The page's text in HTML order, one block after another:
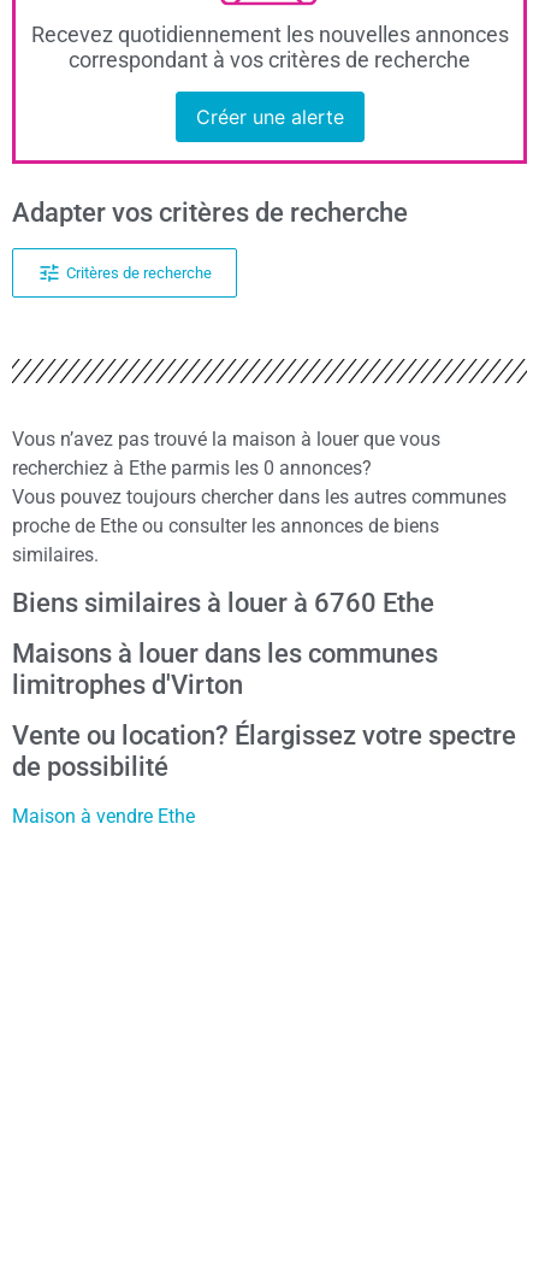
Recevez quotidiennement les nouvelles annonces
correspondant à vos critères de recherche
Créer une alerte
Adapter vos critères de recherche
Critères de recherche
Vous n’avez pas trouvé la maison à louer que vous
recherchiez à Ethe parmis les 0 annonces?
Vous pouvez toujours chercher dans les autres communes
proche de Ethe ou consulter les annonces de biens
similaires.
Biens similaires à louer à 6760 Ethe
Maisons à louer dans les communes
limitrophes d'Virton
Vente ou location? Élargissez votre spectre
de possibilité
Maison à vendre Ethe